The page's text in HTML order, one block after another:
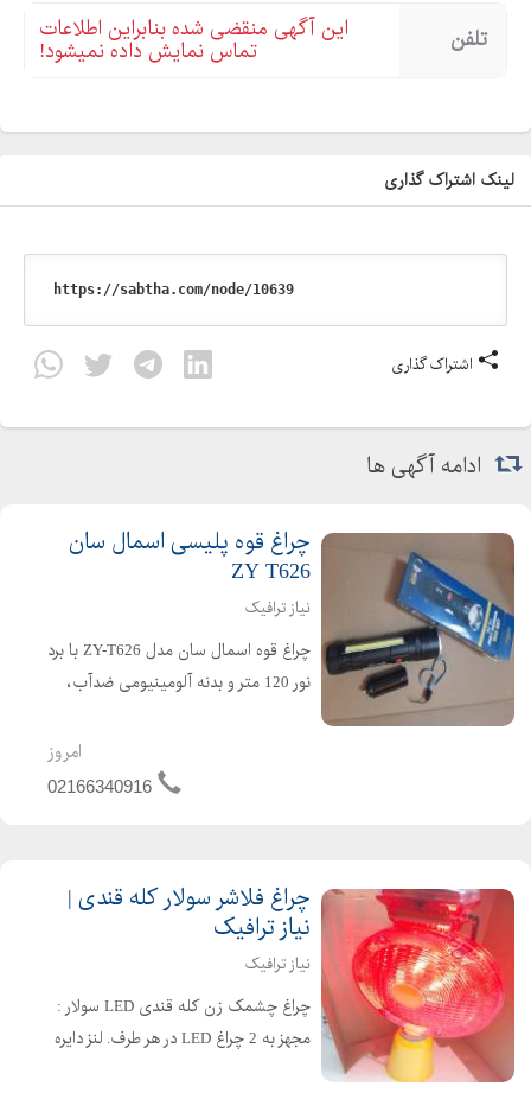
تلفن این آگهی منقضی شده بنابراین اطلاعات
تماس نمایش داده نمیشود!
لینک اشتراک گذاری
اشتراک گذاری
ادامه آگهی ها
چراغ قوه پلیسی اسمال سان
ZY T626
نیاز ترافیک
چراغ قوه اسمال سان مدل ZY-T626 با برد
نور 120 متر و بدنه آلومینیومی ضدآب،
کانون. مجهز به باتری های 18650 و نیم
قلمی AAA، حالت چشمک زن SOS و
امروز
02166340916
چراغ فلاشر سولار کله قندی |
نیاز ترافیک
نیاز ترافیک
چراغ چشمک زن کله قندی LED سولار :
مجهز به 2 چراغ LED در هر طرف. لنز دایره